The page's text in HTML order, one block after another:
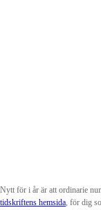
Nytt för i år är att ordinarie
tidskriftens hemsida, för dig